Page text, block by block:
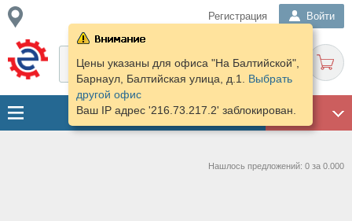
Регистрация Войти
ГАРАЖ
Цены указаны для офиса "На Балтийской",
Барнаул, Балтийская улица, д.1. Выбрать
другой офис
Ваш IP адрес '216.73.217.2' заблокирован.
Нашлось предложений: 0 за 0.000